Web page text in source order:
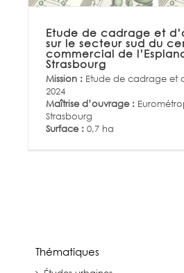
Etude de cadrage et
sur le secteur sud du
commercial de
Strasbourg
Mission :Etude de cadrage et
2024
Maîtrise d’ouvrage :
Strasbourg
Surface :0,7 ha
Thématiques